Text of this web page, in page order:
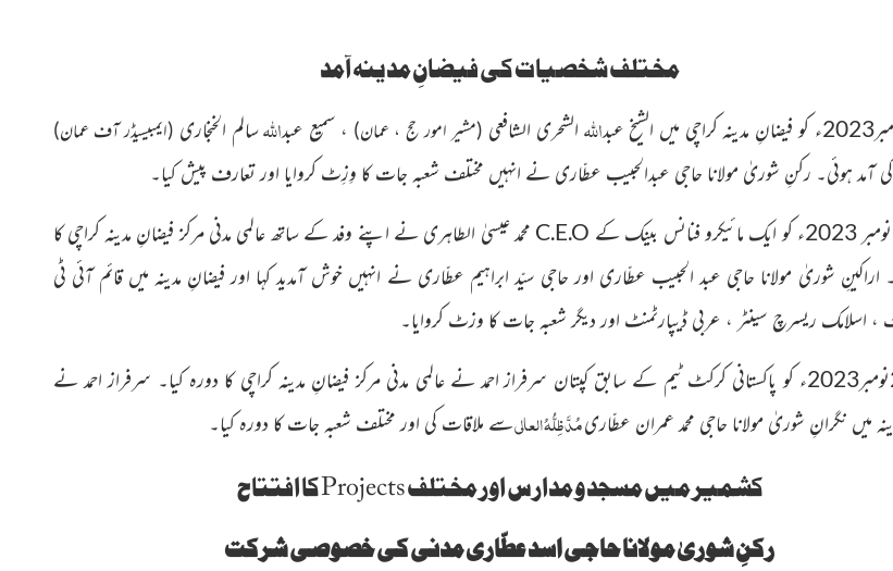
مختلف شخصیات کی فیضانِ مدینہ آمد
اللہ الشحری الشافعی (مشیر امور حج ، عمان) ، سمیع عبداللہسالم الخنجاری (ایمبیسیڈر آف عمان)
کی آمد ہوئی۔ رکنِ شوریٰ مولانا حاجی عبدالحبیب عطّارینے انہیں مختلف شعبہ جات کا وِزِٹ کروایا اور تعارف پیش کیا۔
C.E.O محمد عیسیٰ الطاہری نے اپنے وفد کے ساتھ عالمی مدنی مرکز فیضانِ مدینہ کراچیکا
اراکینِ شوریٰ مولانا حاجی عبد الحبیب عطّاری اور حاجی سیّد ابراہیم عطّاری نے انہیں خوش آمدید کہا اور فیضانِ مدینہ میں قائم آئی ٹی
، اسلامک ریسرچ سینٹر ، عربی ڈیپارٹمنٹ اور دیگر شعبہ جات کا وزٹ کروایا۔
احمد نے عالمی مدنی مرکز فیضانِ مدینہ کراچی کا دورہ کیا۔ سرفراز احمد نے
میں نگرانِ شوریٰ مولانا حاجی محمد عمران عطّاریمُدَّظِلُّہُ العالیسے ملاقات کی اور مختلف شعبہ جات کا دورہ کیا۔
کشمیر میں مسجد و مدارس اور مختلفProjectsکا افتتاح
رکنِ شوریٰ مولانا حاجی اسد عطّاری مدنی کی خصوصی شرکت